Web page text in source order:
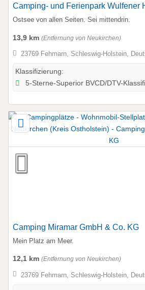
Camping- und Ferienpark Wulfener
Ostsee von allen Seiten. Sei mittendrin.
13,9 km (Entfernung von Neukirchen)
23769 Fehmarn, Schleswig-Holstein,
Klassifizierung:
5-Sterne-Superior BVCD/DTV-
Camping Miramar GmbH & Co. KG
Mein Platz am Meer.
12,1 km (Entfernung von Neukirchen)
23769 Fehmarn, Schleswig-Holstein,